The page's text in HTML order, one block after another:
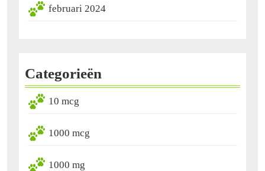
februari 2024
Categorieën
10 mcg
1000 mcg
1000 mg